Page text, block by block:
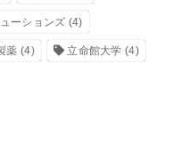
ーションズ (4)
薬 (4) 立命館大学 (4)